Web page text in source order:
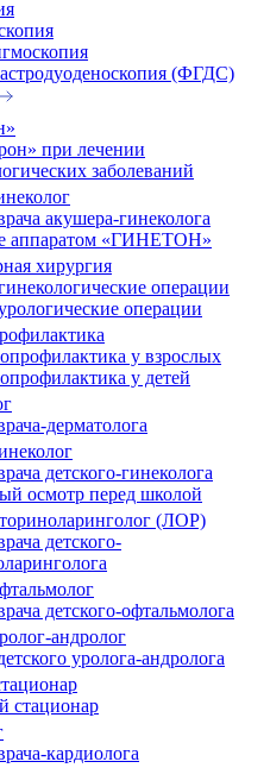
(ФГДС)
при лечении
заболеваний
акушера-гинеколога
аппаратом «ГИНЕТОН»
хирургия
операции
операции
у взрослых
у детей
дерматолога
детского-гинеколога
осмотр перед школой
(ЛОР)
детского-
детского-офтальмолога
андролог
уролога-андролога
стационар
кардиолога